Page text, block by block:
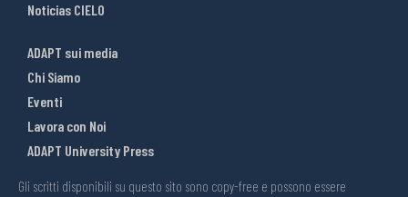
Noticias CIELO
ADAPT sui media
Chi Siamo
Eventi
Lavora con Noi
ADAPT University Press
Gli scritti disponibili su questo sito sono copy-free e possono essere